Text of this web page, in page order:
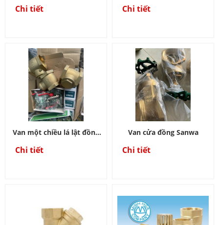
Chi tiết Chi tiết
Van một chiều lá lật đồng
Chi tiết
Van cửa đồng Sanwa
Chi tiết